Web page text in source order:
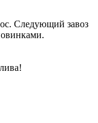
Следующий завоз